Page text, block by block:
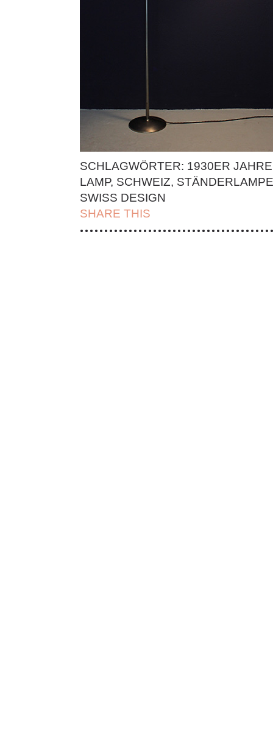
SCHLAGWÖRTER: 1930ER JAHRE
LAMP, SCHWEIZ, STÄNDERLAMPE
SWISS DESIGN
SHARE THIS